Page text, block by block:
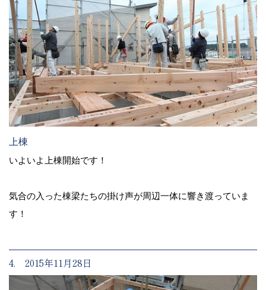
上棟
いよいよ上棟開始です！
気合の入った棟梁たちの掛け声が周辺一体に響き渡っていま
す！
4. 2015年11月28日